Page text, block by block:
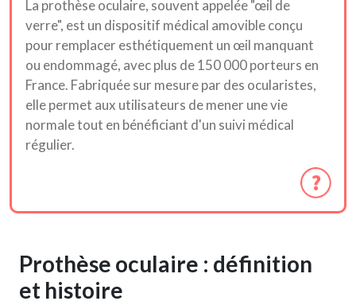
La prothèse oculaire, souvent appelée "œil de
verre", est un dispositif médical amovible conçu
pour remplacer esthétiquement un œil manquant
ou endommagé, avec plus de 150 000 porteurs en
France. Fabriquée sur mesure par des ocularistes,
elle permet aux utilisateurs de mener une vie
normale tout en bénéficiant d'un suivi médical
régulier.
Prothèse oculaire : définition
et histoire